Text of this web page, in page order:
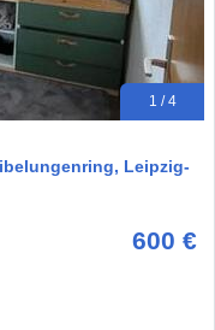
1 / 4
Leipzig-
600 €